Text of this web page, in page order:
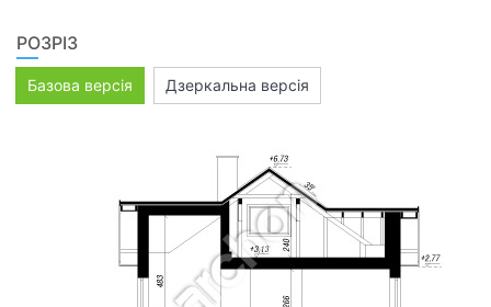
РОЗРІЗ
Базова версія Дзеркальна версія